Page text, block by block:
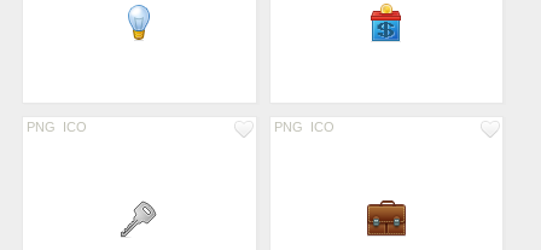
PNG ICO PNG ICO